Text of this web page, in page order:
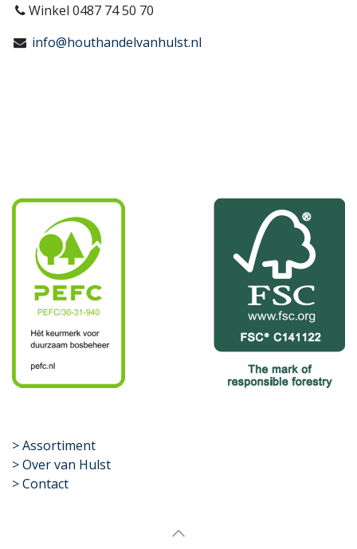
Winkel 0487 74 50 70
info@houthandelvanhulst.nl
​>Assortiment
> Over van Hulst
> Contact